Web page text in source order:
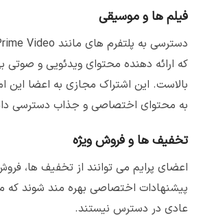
فیلم ها و موسیقی
که ارائه دهنده محتوای ویدئویی و صوتی
بالاست. این اشتراک مجازی به اعضا این
به محتوای اختصاصی و جذاب دسترسی
تخفیف ها و فروش ویژه
اعضای پرایم می توانند از تخفیف ها،
پیشنهادات اختصاصی بهره مند شوند که
عادی در دسترس نیستند.